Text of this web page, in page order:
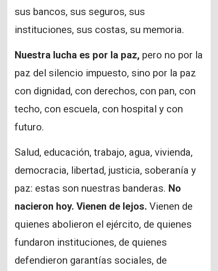
sus bancos, sus seguros, sus
instituciones, sus costas, su memoria.
Nuestra lucha es por la paz, pero no por la
paz del silencio impuesto, sino por la paz
con dignidad, con derechos, con pan, con
techo, con escuela, con hospital y con
futuro.
Salud, educación, trabajo, agua, vivienda,
democracia, libertad, justicia, soberanía y
paz: estas son nuestras banderas. No
nacieron hoy. Vienen de lejos. Vienen de
quienes abolieron el ejército, de quienes
fundaron instituciones, de quienes
defendieron garantías sociales, de